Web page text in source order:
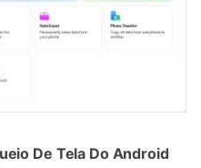
De Tela Do Android